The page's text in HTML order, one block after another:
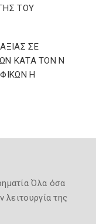
ΤΟΥ
ΣΕ
ΚΑΤΑ ΤΟΝ Ν
Η
Όλα όσα
λειτουργία της